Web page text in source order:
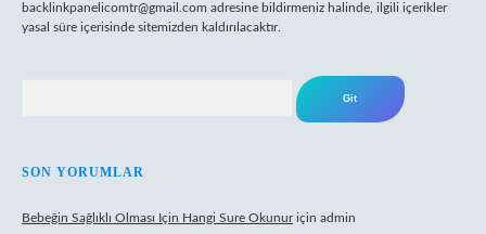
backlinkpanelicomtr@gmail.com adresine bildirmeniz halinde, ilgili içerikler
yasal süre içerisinde sitemizden kaldırılacaktır.
SON YORUMLAR
Bebeğin Sağlıklı Olması Için Hangi Sure Okunuriçin admin